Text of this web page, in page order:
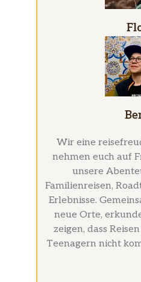
Wir eine
nehmen euch auf
unsere
Familienreisen,
Erlebnisse.
neue Orte,
zeigen, dass
Teenagern nicht